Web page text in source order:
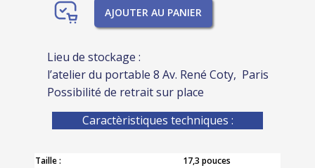
AJOUTER AU PANIER
Lieu de stockage :
l’atelier du portable 8 Av. René Coty, Paris
Possibilité de retrait sur place
Caractèristiques techniques :
Taille :
17,3 pouces